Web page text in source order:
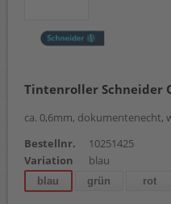
Tintenroller Schneider
ca. 0,6mm, dokumentenecht,
Bestellnr.
10251425
Variation
blau
blau grün rot